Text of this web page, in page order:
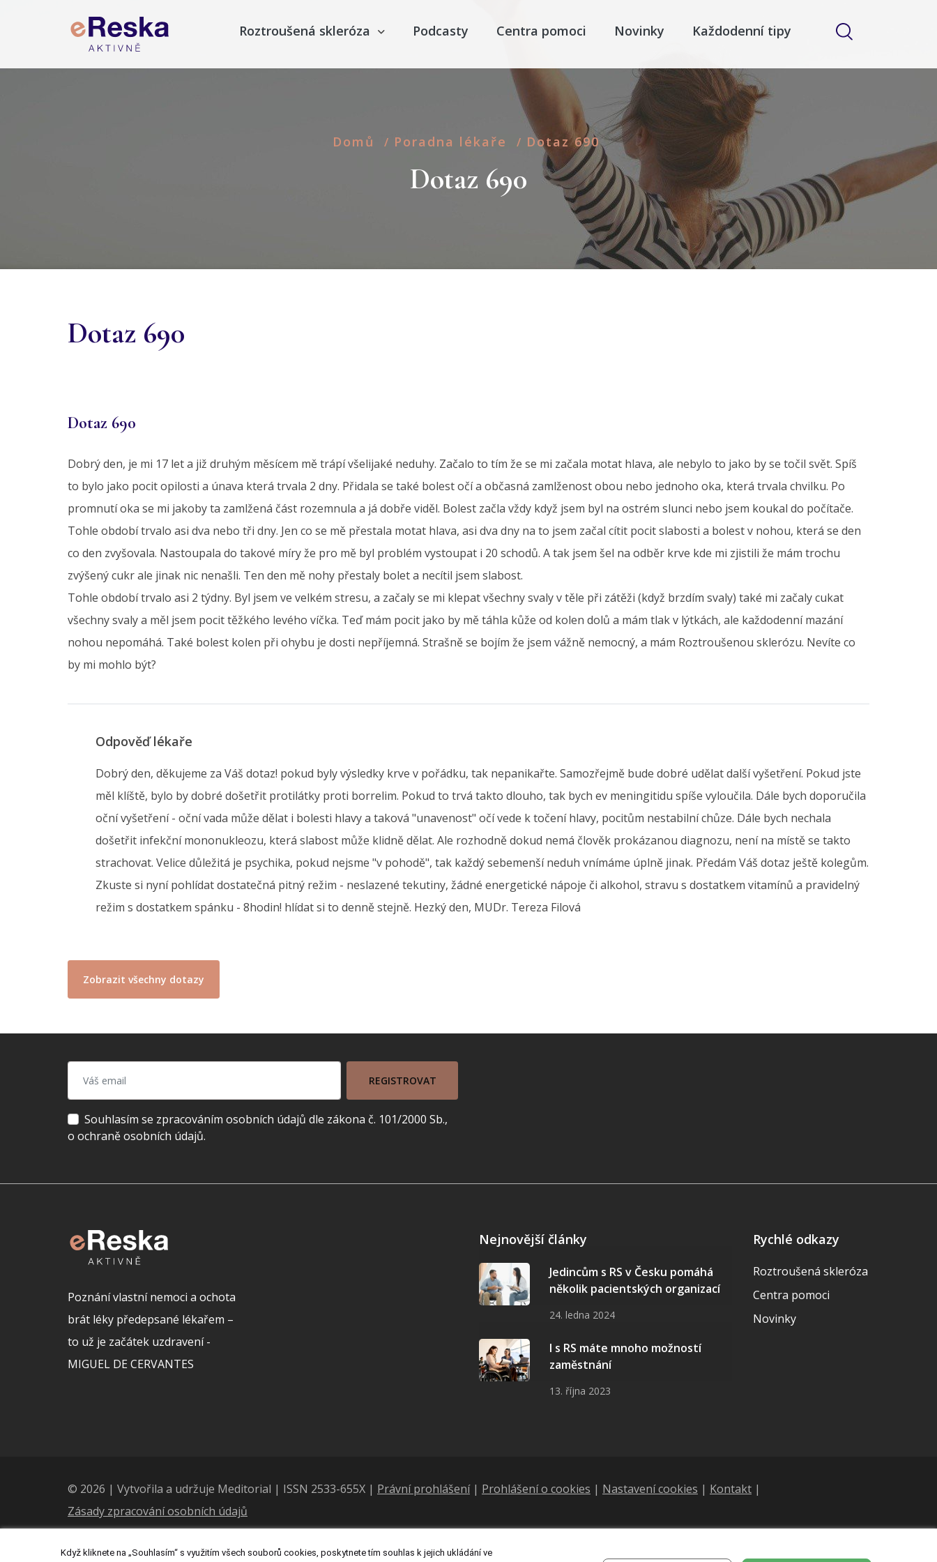
Roztroušená skleróza Podcasty Centra pomoci Novinky Každodenní tipy
Domů / Poradna lékaře / Dotaz 690
Dotaz 690
Dotaz 690
Dotaz 690
Dobrý den, je mi 17 let a již druhým měsícem mě trápí všelijaké neduhy. Začalo to tím že se mi začala motat hlava, ale nebylo to jako by se točil svět. Spíš
to bylo jako pocit opilosti a únava která trvala 2 dny. Přidala se také bolest očí a občasná zamlženost obou nebo jednoho oka, která trvala chvilku. Po
promnutí oka se mi jakoby ta zamlžená část rozemnula a já dobře viděl. Bolest začla vždy když jsem byl na ostrém slunci nebo jsem koukal do počítače.
Tohle období trvalo asi dva nebo tři dny. Jen co se mě přestala motat hlava, asi dva dny na to jsem začal cítit pocit slabosti a bolest v nohou, která se den
co den zvyšovala. Nastoupala do takové míry že pro mě byl problém vystoupat i 20 schodů. A tak jsem šel na odběr krve kde mi zjistili že mám trochu
zvýšený cukr ale jinak nic nenašli. Ten den mě nohy přestaly bolet a necítil jsem slabost.
Tohle období trvalo asi 2 týdny. Byl jsem ve velkém stresu, a začaly se mi klepat všechny svaly v těle při zátěži (když brzdím svaly) také mi začaly cukat
všechny svaly a měl jsem pocit těžkého levého víčka. Teď mám pocit jako by mě táhla kůže od kolen dolů a mám tlak v lýtkách, ale každodenní mazání
nohou nepomáhá. Také bolest kolen při ohybu je dosti nepříjemná. Strašně se bojím že jsem vážně nemocný, a mám Roztroušenou sklerózu. Nevíte co
by mi mohlo být?
Odpověď lékaře
Dobrý den, děkujeme za Váš dotaz! pokud byly výsledky krve v pořádku, tak nepanikařte. Samozřejmě bude dobré udělat další vyšetření. Pokud jste
měl klíště, bylo by dobré došetřit protilátky proti borrelim. Pokud to trvá takto dlouho, tak bych ev meningitidu spíše vyloučila. Dále bych doporučila
oční vyšetření - oční vada může dělat i bolesti hlavy a taková "unavenost" očí vede k točení hlavy, pocitům nestabilní chůze. Dále bych nechala
došetřit infekční mononukleozu, která slabost může klidně dělat. Ale rozhodně dokud nemá člověk prokázanou diagnozu, není na místě se takto
strachovat. Velice důležitá je psychika, pokud nejsme "v pohodě", tak každý sebemenší neduh vnímáme úplně jinak. Předám Váš dotaz ještě kolegům.
Zkuste si nyní pohlídat dostatečná pitný režim - neslazené tekutiny, žádné energetické nápoje či alkohol, stravu s dostatkem vitamínů a pravidelný
režim s dostatkem spánku - 8hodin! hlídat si to denně stejně. Hezký den, MUDr. Tereza Filová
Zobrazit všechny dotazy
REGISTROVAT
Souhlasím se zpracováním osobních údajů dle zákona č. 101/2000 Sb.,
o ochraně osobních údajů.
Poznání vlastní nemoci a ochota
brát léky předepsané lékařem –
to už je začátek uzdravení -
MIGUEL DE CERVANTES
Nejnovější články
Jedincům s RS v Česku pomáhá
několik pacientských organizací
24. ledna 2024
I s RS máte mnoho možností
zaměstnání
13. října 2023
Rychlé odkazy
Roztroušená skleróza
Centra pomoci
Novinky
© 2026 | Vytvořila a udržuje Meditorial | ISSN 2533-655X | Právní prohlášení| Prohlášení o cookies | Nastavení cookies | Kontakt |
Zásady zpracování osobních údajů
Když kliknete na „Souhlasím“ s využitím všech souborů cookies, poskytnete tím souhlas k jejich ukládání ve